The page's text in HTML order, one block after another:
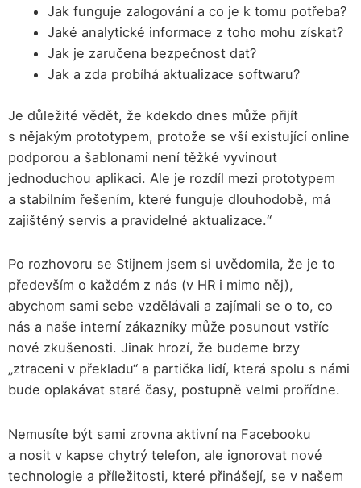
Jak funguje zalogování a co je k tomu potřeba?
Jaké analytické informace z toho mohu získat?
Jak je zaručena bezpečnost dat?
Jak a zda probíhá aktualizace softwaru?
Je důležité vědět, že kdekdo dnes může přijít
s nějakým prototypem, protože se vší existující online
podporou a šablonami není těžké vyvinout
jednoduchou aplikaci. Ale je rozdíl mezi prototypem
a stabilním řešením, které funguje dlouhodobě, má
zajištěný servis a pravidelné aktualizace.“
Po rozhovoru se Stijnem jsem si uvědomila, že je to
především o každém z nás (v HR i mimo něj),
abychom sami sebe vzdělávali a zajímali se o to, co
nás a naše interní zákazníky může posunout vstříc
nové zkušenosti. Jinak hrozí, že budeme brzy
„ztraceni v překladu“ a partička lidí, která spolu s námi
bude oplakávat staré časy, postupně velmi prořídne.
Nemusíte být sami zrovna aktivní na Facebooku
a nosit v kapse chytrý telefon, ale ignorovat nové
technologie a příležitosti, které přinášejí, se v našem